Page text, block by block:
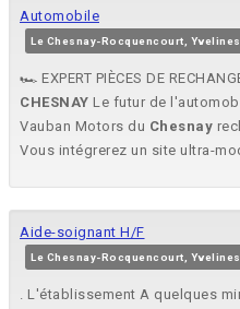
Automobile
Le Chesnay-Rocquencourt, Yvelines
🏎️ EXPERT PIÈCES DE
CHESNAY Le futur de
Vauban Motors du Chesnay
Vous intégrerez un site ultra-
Aide-soignant H/F
Le Chesnay-Rocquencourt, Yvelines
. L'établissement A quelques